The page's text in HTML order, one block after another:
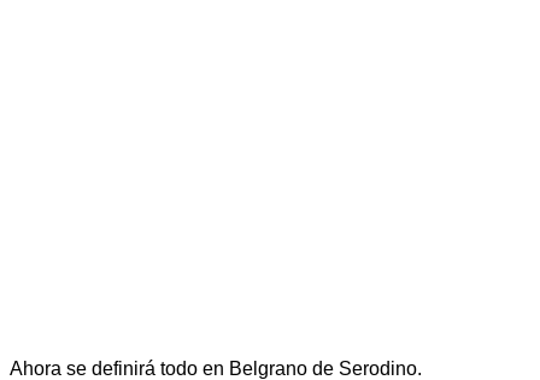
Ahora se definirá todo en Belgrano de Serodino.